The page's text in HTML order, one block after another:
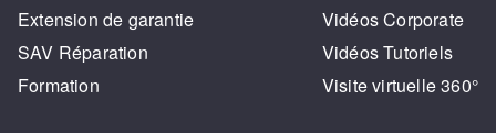
Extension de garantie
SAV Réparation
Formation
Vidéos Corporate
Vidéos Tutoriels
Visite virtuelle 360°